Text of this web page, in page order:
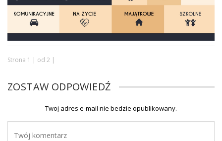
Strona 1 | od 2 |
ZOSTAW ODPOWIEDŹ
Twoj adres e-mail nie bedzie opublikowany.